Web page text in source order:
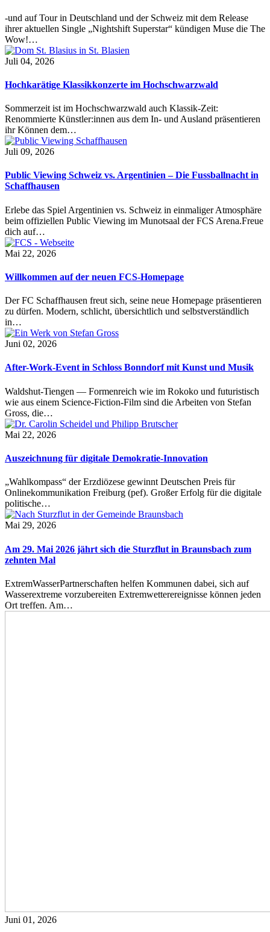
-und auf Tour in Deutschland und der Schweiz mit dem Release
ihrer aktuellen Single „Nightshift Superstar“ kündigen Muse die The
Wow!…
Juli 04, 2026
Hochkarätige Klassikkonzerte im Hochschwarzwald
Sommerzeit ist im Hochschwarzwald auch Klassik-Zeit:
Renommierte Künstler:innen aus dem In- und Ausland präsentieren
ihr Können dem…
Juli 09, 2026
Public Viewing Schweiz vs. Argentinien – Die Fussballnacht in
Schaffhausen
Erlebe das Spiel Argentinien vs. Schweiz in einmaliger Atmosphäre
beim offiziellen Public Viewing im Munotsaal der FCS Arena.Freue
dich auf…
Mai 22, 2026
Willkommen auf der neuen FCS-Homepage
Der FC Schaffhausen freut sich, seine neue Homepage präsentieren
zu dürfen. Modern, schlicht, übersichtlich und selbstverständlich
in…
Juni 02, 2026
After-Work-Event in Schloss Bonndorf mit Kunst und Musik
Waldshut-Tiengen — Formenreich wie im Rokoko und futuristisch
wie aus einem Science-Fiction-Film sind die Arbeiten von Stefan
Gross, die…
Mai 22, 2026
Auszeichnung für digitale Demokratie-Innovation
„Wahlkompass“ der Erzdiözese gewinnt Deutschen Preis für
Onlinekommunikation Freiburg (pef). Großer Erfolg für die digitale
politische…
Mai 29, 2026
Am 29. Mai 2026 jährt sich die Sturzflut in Braunsbach zum
zehnten Mal
ExtremWasserPartnerschaften helfen Kommunen dabei, sich auf
Wasserextreme vorzubereiten Extremwetterereignisse können jeden
Ort treffen. Am…
Juni 01, 2026